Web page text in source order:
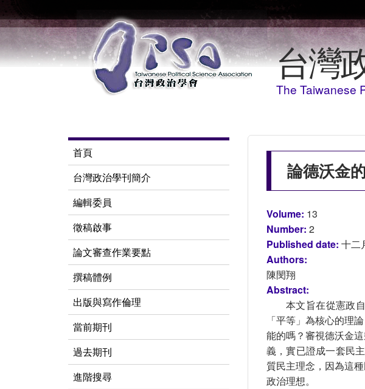
台灣
The Taiwanese
論德沃金
Volume: 13
Number: 2
Published date: 十二
Authors:
陳閔翔
Abstract:
本文旨在從憲政
「平等」為核心的理
能的嗎？審視德沃金
義，實已證成一套民
質民主理念，因為這
政治理想。
首頁
台灣政治學刊簡介
編輯委員
徵稿啟事
論文審查作業要點
撰稿體例
出版與寫作倫理
當前期刊
過去期刊
進階搜尋